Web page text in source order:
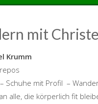
mit
Krumm
Schuhe mit Profil –
alle, die körperlich fit